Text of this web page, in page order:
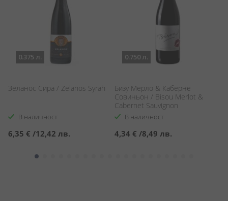
0.375 л.
Зеланос Сира / Zelanos Syrah
В наличност
6,35 € /12,42 лв.
0.750 л.
Бизу Мерло & Каберне
Совиньон / Bisou Merlot &
Cabernet Sauvignon
В наличност
4,34 € /8,49 лв.